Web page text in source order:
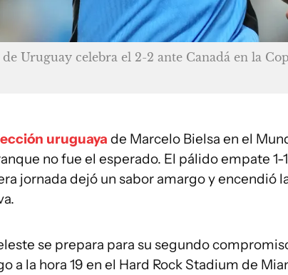
Uruguay celebra el 2-2 ante Canadá en la
uruguaya de Marcelo Bielsa en el
no fue el esperado. El pálido empate 1-
jornada dejó un sabor amargo y encendió
se prepara para su segundo
a la hora 19 en el Hard Rock Stadium de